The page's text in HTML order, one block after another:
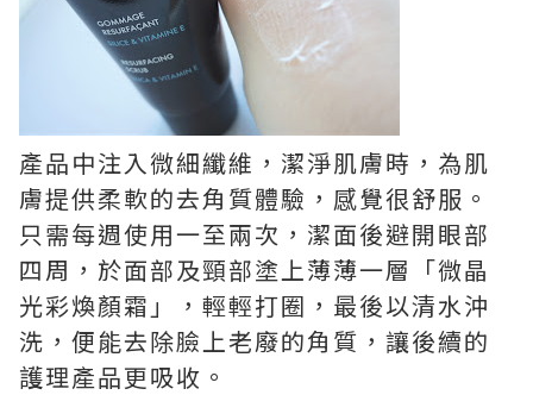
產品中注入微細纖維， 潔淨肌膚時，為肌
膚提供柔軟的去角質體驗，感覺很舒服。
只需每週使用一至兩次，潔面後避開眼部
四周，於面部及頸部塗上薄薄一層 「微晶
光彩煥顏霜」
，輕輕打圈，最後以清水沖
洗，便能去除臉上老廢的角質， 讓後續的
護理產品更吸收。